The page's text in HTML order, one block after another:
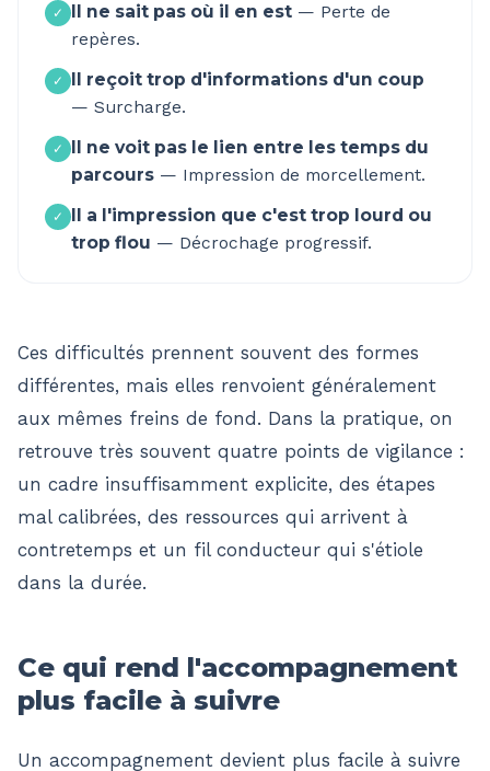
✓ Il ne sait pas où il en est — Perte de
repères.
✓
Il reçoit trop d'informations d'un coup
— Surcharge.
✓
Il ne voit pas le lien entre les temps du
parcours — Impression de morcellement.
✓
Il a l'impression que c'est trop lourd ou
trop flou — Décrochage progressif.
Ces difficultés prennent souvent des formes
différentes, mais elles renvoient généralement
aux mêmes freins de fond. Dans la pratique, on
retrouve très souvent quatre points de vigilance :
un cadre insuffisamment explicite, des étapes
mal calibrées, des ressources qui arrivent à
contretemps et un fil conducteur qui s'étiole
dans la durée.
Ce qui rend l'accompagnement
plus facile à suivre
Un accompagnement devient plus facile à suivre